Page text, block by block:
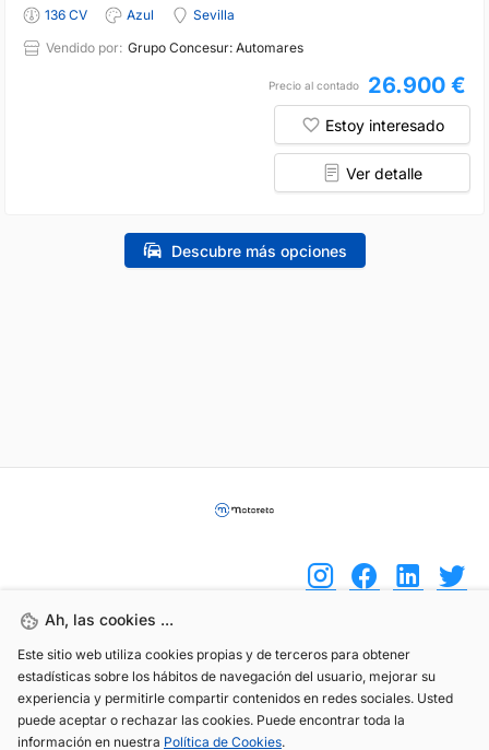
136 CV
Azul
Sevilla
Vendido por: Grupo Concesur: Automares
Precio al contado 26.900 €
Estoy interesado
Ver detalle
Descubre más opciones
Ah, las cookies ...
Este sitio web utiliza cookies propias y de terceros para obtener
estadísticas sobre los hábitos de navegación del usuario, mejorar su
experiencia y permitirle compartir contenidos en redes sociales. Usted
puede aceptar o rechazar las cookies. Puede encontrar toda la
información en nuestra Política de Cookies.
(+34) 744 408 070
info@motoreto.com